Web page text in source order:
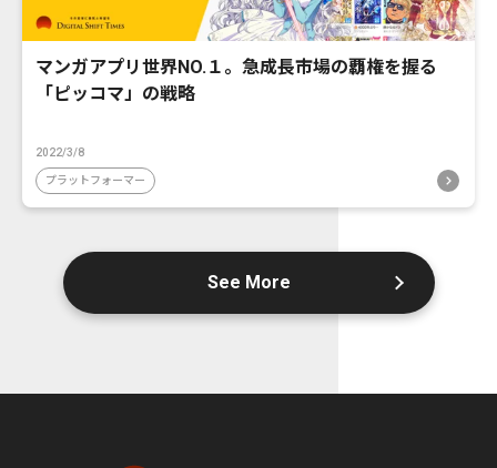
マンガアプリ世界NO.１。急成長市場の覇権を握る
「ピッコマ」の戦略
2022/3/8
プラットフォーマー
See More